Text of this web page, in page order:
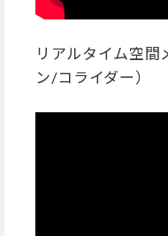
リアルタイム空間
ン/コライダー）